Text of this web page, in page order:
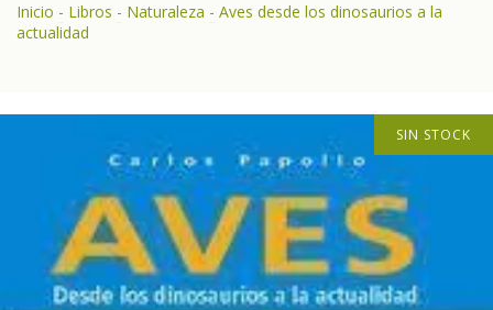
Inicio - Libros - Naturaleza - Aves desde los dinosaurios a la
actualidad
SIN STOCK